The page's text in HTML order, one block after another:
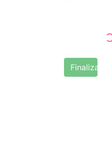
Finalizar